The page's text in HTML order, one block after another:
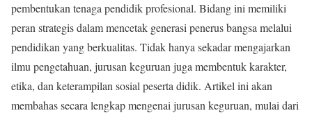
pembentukan tenaga pendidik profesional. Bidang ini memiliki
peran strategis dalam mencetak generasi penerus bangsa melalui
pendidikan yang berkualitas. Tidak hanya sekadar mengajarkan
ilmu pengetahuan, jurusan keguruan juga membentuk karakter,
etika, dan keterampilan sosial peserta didik. Artikel ini akan
membahas secara lengkap mengenai jurusan keguruan, mulai dari